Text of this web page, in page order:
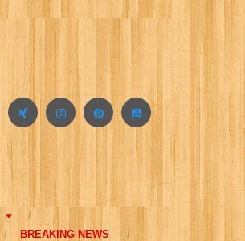
BREAKING NEWS